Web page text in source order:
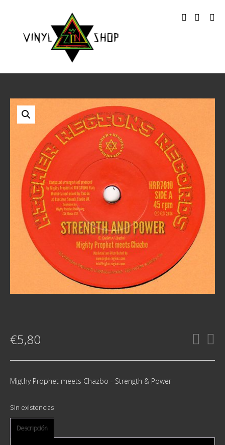
€5,80
Migthy Prophet meets Chazbo - Strength & Power
Sin existencias
Descripción